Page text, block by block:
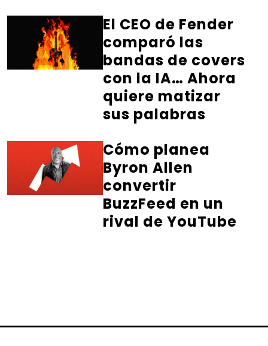
El CEO de Fender
comparó las
bandas de covers
con la IA… Ahora
quiere matizar
sus palabras
Cómo planea
Byron Allen
convertir
BuzzFeed en un
rival de YouTube